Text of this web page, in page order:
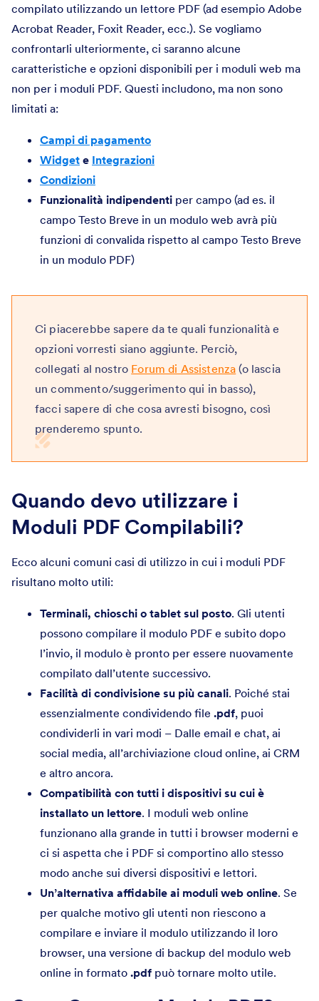
compilato utilizzando un lettore PDF (ad esempio Adobe
Acrobat Reader, Foxit Reader, ecc.). Se vogliamo
confrontarli ulteriormente, ci saranno alcune
caratteristiche e opzioni disponibili per i moduli web ma
non per i moduli PDF. Questi includono, ma non sono
limitati a:
Campi di pagamento
Widget e Integrazioni
Condizioni
Funzionalità indipendenti per campo (ad es. il
campo Testo Breve in un modulo web avrà più
funzioni di convalida rispetto al campo Testo Breve
in un modulo PDF)
Ci piacerebbe sapere da te quali funzionalità e
opzioni vorresti siano aggiunte. Perciò,
collegati al nostro Forum di Assistenza (o lascia
un commento/suggerimento qui in basso),
facci sapere di che cosa avresti bisogno, così
prenderemo spunto.
Quando devo utilizzare i
Moduli PDF Compilabili?
Ecco alcuni comuni casi di utilizzo in cui i moduli PDF
risultano molto utili:
Terminali, chioschi o tablet sul posto. Gli utenti
possono compilare il modulo PDF e subito dopo
l’invio, il modulo è pronto per essere nuovamente
compilato dall’utente successivo.
Facilità di condivisione su più canali. Poiché stai
essenzialmente condividendo file .pdf, puoi
condividerli in vari modi – Dalle email e chat, ai
social media, all’archiviazione cloud online, ai CRM
e altro ancora.
Compatibilità con tutti i dispositivi su cui è
installato un lettore. I moduli web online
funzionano alla grande in tutti i browser moderni e
ci si aspetta che i PDF si comportino allo stesso
modo anche sui diversi dispositivi e lettori.
Un’alternativa affidabile ai moduli web online. Se
per qualche motivo gli utenti non riescono a
compilare e inviare il modulo utilizzando il loro
browser, una versione di backup del modulo web
online in formato .pdf può tornare molto utile.